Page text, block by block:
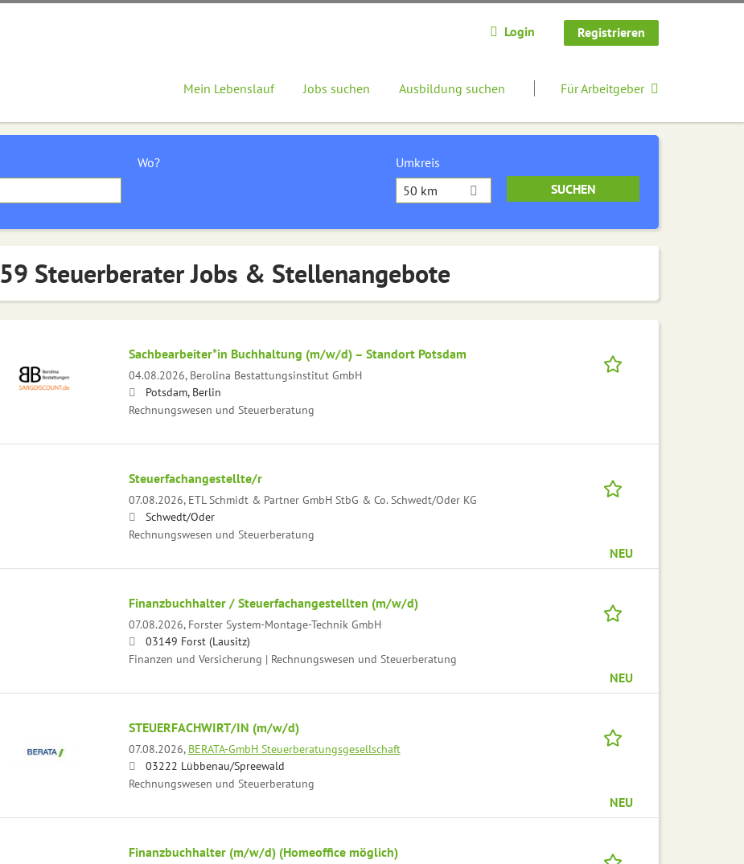
Login Registrieren
Mein Lebenslauf Jobs suchen Ausbildung suchen Für Arbeitgeber
Wo?
Umkreis
50 km
59 Steuerberater Jobs & Stellenangebote
Sachbearbeiter*in Buchhaltung (m/w/d) – Standort Potsdam
04.08.2026, Berolina Bestattungsinstitut GmbH
Potsdam, Berlin
Rechnungswesen und Steuerberatung
Steuerfachangestellte/r
07.08.2026, ETL Schmidt & Partner GmbH StbG & Co. Schwedt/Oder KG
Schwedt/Oder
Rechnungswesen und Steuerberatung
NEU
Finanzbuchhalter / Steuerfachangestellten (m/w/d)
07.08.2026, Forster System-Montage-Technik GmbH
03149 Forst (Lausitz)
Finanzen und Versicherung | Rechnungswesen und Steuerberatung
NEU
STEUERFACHWIRT/IN (m/w/d)
07.08.2026, BERATA-GmbH Steuerberatungsgesellschaft
03222 Lübbenau/Spreewald
Rechnungswesen und Steuerberatung
NEU
Finanzbuchhalter (m/w/d) (Homeoffice möglich)